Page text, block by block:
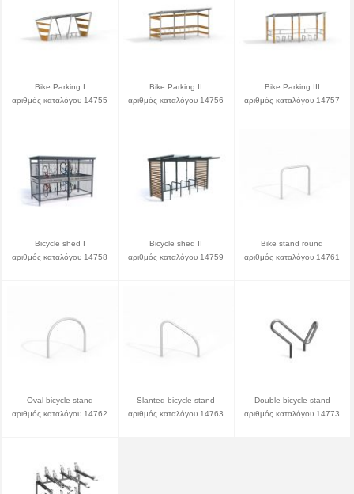
Bike Parking I
αριθμός καταλόγου 14755
Bike Parking II
αριθμός καταλόγου 14756
Bike Parking III
αριθμός καταλόγου 14757
Bicycle shed I
αριθμός καταλόγου 14758
Bicycle shed II
αριθμός καταλόγου 14759
Bike stand round
αριθμός καταλόγου 14761
Oval bicycle stand
αριθμός καταλόγου 14762
Slanted bicycle stand
αριθμός καταλόγου 14763
Double bicycle stand
αριθμός καταλόγου 14773